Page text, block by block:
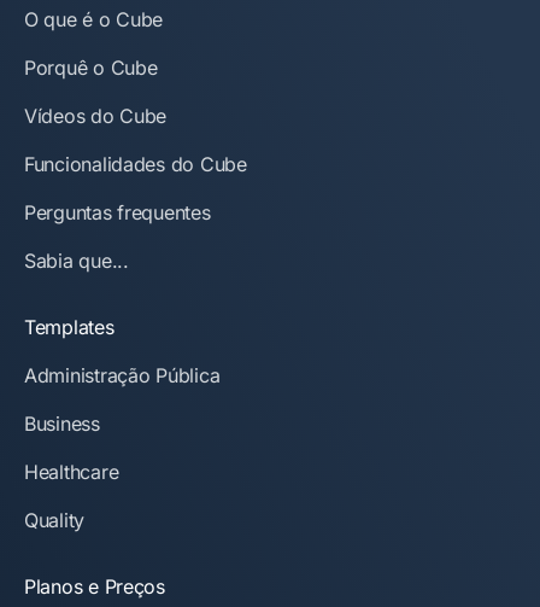
O que é o Cube
Porquê o Cube
Vídeos do Cube
Funcionalidades do Cube
Perguntas frequentes
Sabia que...
Templates
Administração Pública
Business
Healthcare
Quality
Planos e Preços